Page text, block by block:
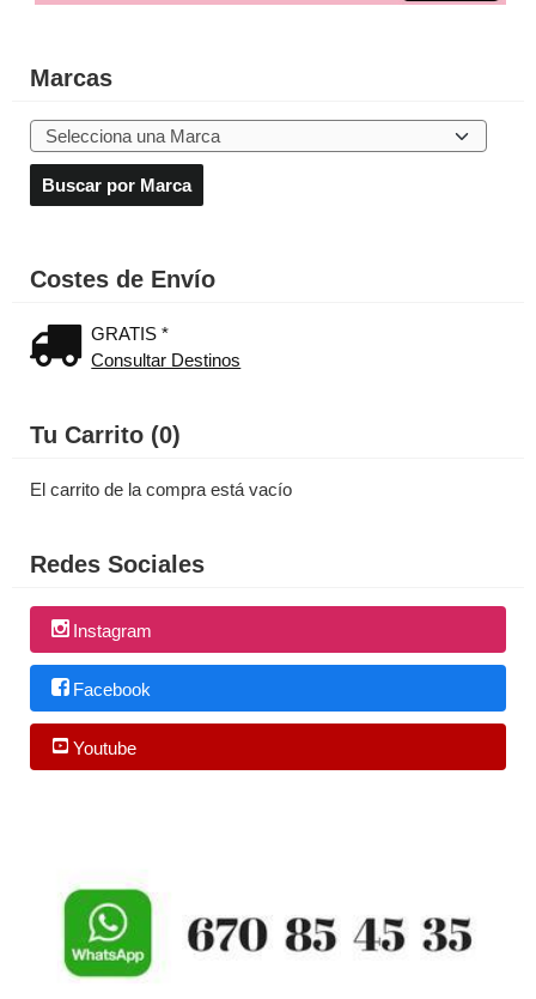
Marcas
Costes de Envío
GRATIS *
Consultar Destinos
Tu Carrito (0)
El carrito de la compra está vacío
Redes Sociales
Instagram
Facebook
Youtube